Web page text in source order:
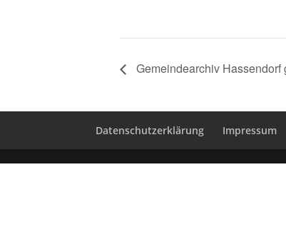
Gemeindearchiv Hassendorf
Datenschutzerklärung Impressum